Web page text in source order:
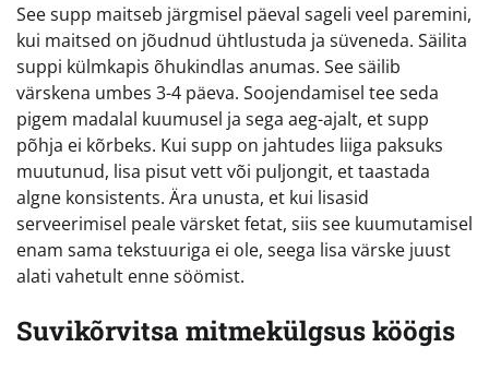
See supp maitseb järgmisel päeval sageli veel paremini,
kui maitsed on jõudnud ühtlustuda ja süveneda. Säilita
suppi külmkapis õhukindlas anumas. See säilib
värskena umbes 3-4 päeva. Soojendamisel tee seda
pigem madalal kuumusel ja sega aeg-ajalt, et supp
põhja ei kõrbeks. Kui supp on jahtudes liiga paksuks
muutunud, lisa pisut vett või puljongit, et taastada
algne konsistents. Ära unusta, et kui lisasid
serveerimisel peale värsket fetat, siis see kuumutamisel
enam sama tekstuuriga ei ole, seega lisa värske juust
alati vahetult enne söömist.
Suvikõrvitsa mitmekülgsus köögis